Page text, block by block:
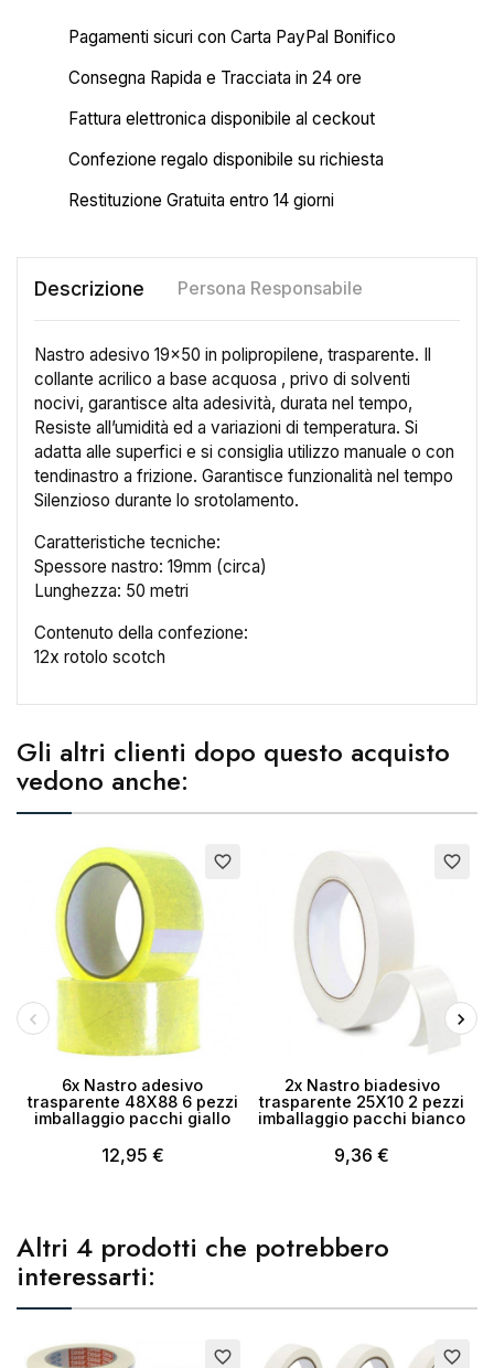
Pagamenti sicuri con Carta PayPal Bonifico
Consegna Rapida e Tracciata in 24 ore
Fattura elettronica disponibile al ceckout
Confezione regalo disponibile su richiesta
Restituzione Gratuita entro 14 giorni
Descrizione Persona Responsabile
Nastro adesivo 19x50 in polipropilene, trasparente. Il
collante acrilico a base acquosa , privo di solventi
nocivi, garantisce alta adesività, durata nel tempo,
Resiste all’umidità ed a variazioni di temperatura. Si
adatta alle superfici e si consiglia utilizzo manuale o con
tendinastro a frizione. Garantisce funzionalità nel tempo
Silenzioso durante lo srotolamento.
Caratteristiche tecniche:
Spessore nastro: 19mm (circa)
Lunghezza: 50 metri
Contenuto della confezione:
12x rotolo scotch
Gli altri clienti dopo questo acquisto
vedono anche:
favorite_border
6x Nastro adesivo
trasparente 48X88 6 pezzi
imballaggio pacchi giallo
12,95 €
favorite_border
2x Nastro biadesivo
trasparente 25X10 2 pezzi
imballaggio pacchi bianco
9,36 €
Altri 4 prodotti che potrebbero
interessarti:
favorite_border favorite_border
Annulla